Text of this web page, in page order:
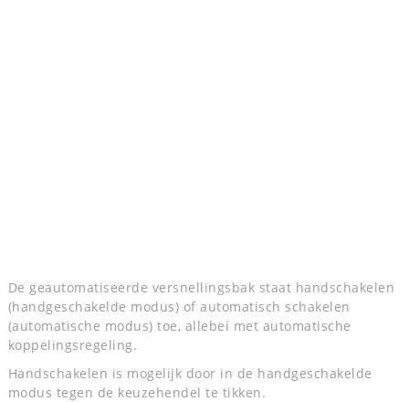
De geautomatiseerde versnellingsbak staat handschakelen
(handgeschakelde modus) of automatisch schakelen
(automatische modus) toe, allebei met automatische
koppelingsregeling.
Handschakelen is mogelijk door in de handgeschakelde
modus tegen de keuzehendel te tikken.